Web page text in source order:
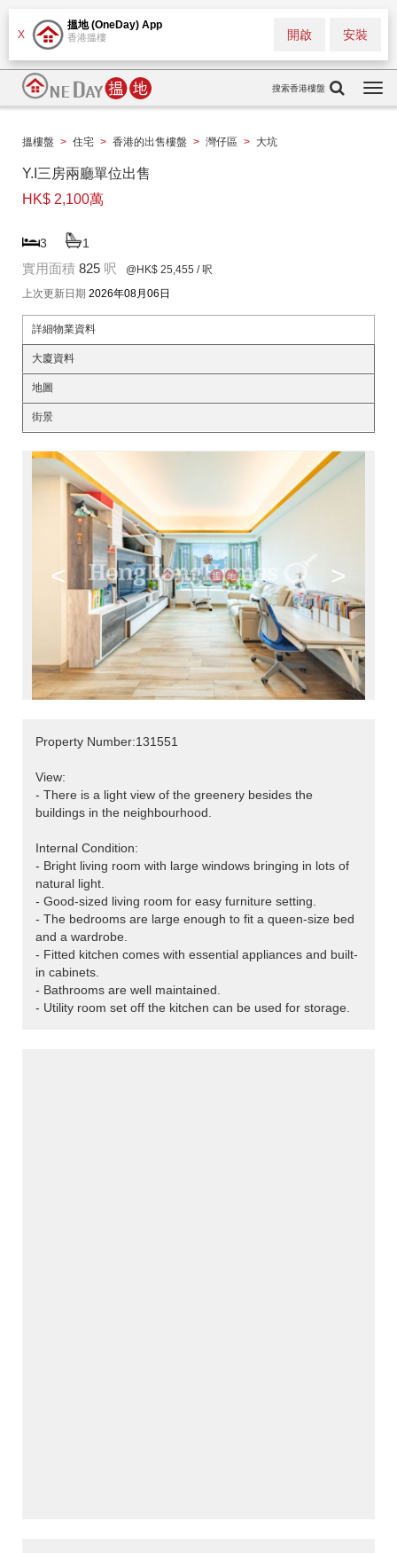
X
搵地 (OneDay) App
香港搵樓 安裝
開啟
搜索香港樓盤
搵樓盤 > 住宅 > 香港的出售樓盤 > 灣仔區 > 大坑
Y.I三房兩廳單位出售
HK$ 2,100萬
3 1
實用面積 825 呎 @HK$ 25,455 / 呎
上次更新日期 2026年08月06日
詳細物業資料
大廈資料
地圖
街景
< >
Property Number:131551
View:
- There is a light view of the greenery besides the
buildings in the neighbourhood.
Internal Condition:
- Bright living room with large windows bringing in lots of
natural light.
- Good-sized living room for easy furniture setting.
- The bedrooms are large enough to fit a queen-size bed
and a wardrobe.
- Fitted kitchen comes with essential appliances and built-
in cabinets.
- Bathrooms are well maintained.
- Utility room set off the kitchen can be used for storage.